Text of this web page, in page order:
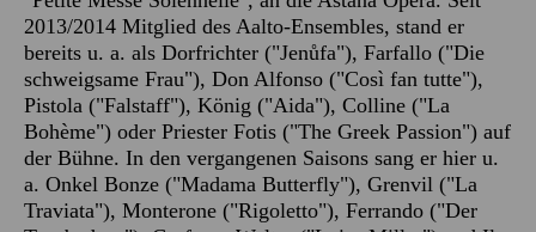
2013/2014 Mitglied des Aalto-Ensembles, stand er
bereits u. a. als Dorfrichter ("Jenůfa"), Farfallo ("Die
schweigsame Frau"), Don Alfonso ("Così fan tutte"),
Pistola ("Falstaff"), König ("Aida"), Colline ("La
Bohème") oder Priester Fotis ("The Greek Passion") auf
der Bühne. In den vergangenen Saisons sang er hier u.
a. Onkel Bonze ("Madama Butterfly"), Grenvil ("La
Traviata"), Monterone ("Rigoletto"), Ferrando ("Der